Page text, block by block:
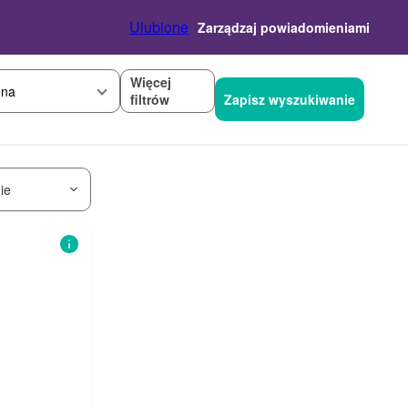
Ulubione Zarządzaj powiadomieniami
Więcej
filtrów
Zapisz wyszukiwanie